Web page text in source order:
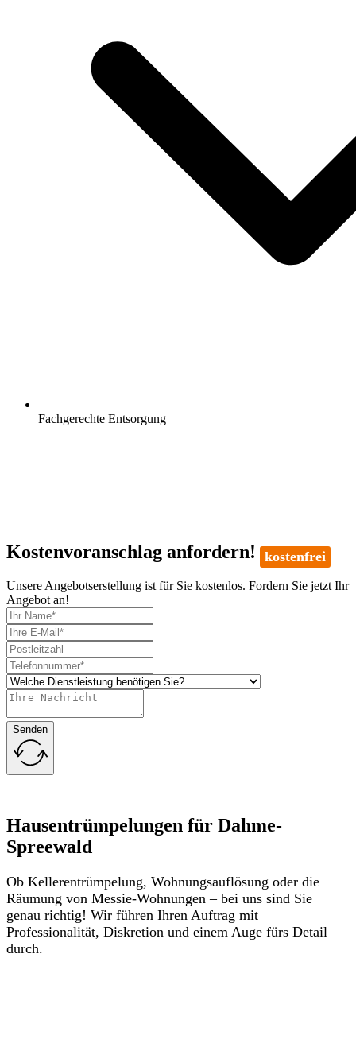
Fachgerechte Entsorgung
Kostenvoranschlag anfordern! kostenfrei
Unsere Angebotserstellung ist für Sie kostenlos. Fordern Sie jetzt Ihr
Angebot an!
Senden
Hausentrümpelungen für Dahme-
Spreewald
Ob Kellerentrümpelung, Wohnungsauflösung oder die
Räumung von Messie-Wohnungen – bei uns sind Sie
genau richtig! Wir führen Ihren Auftrag mit
Professionalität, Diskretion und einem Auge fürs Detail
durch.